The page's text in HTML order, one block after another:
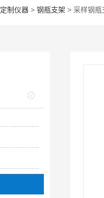
定制仪器 > 钢瓶支架 > 采样钢瓶